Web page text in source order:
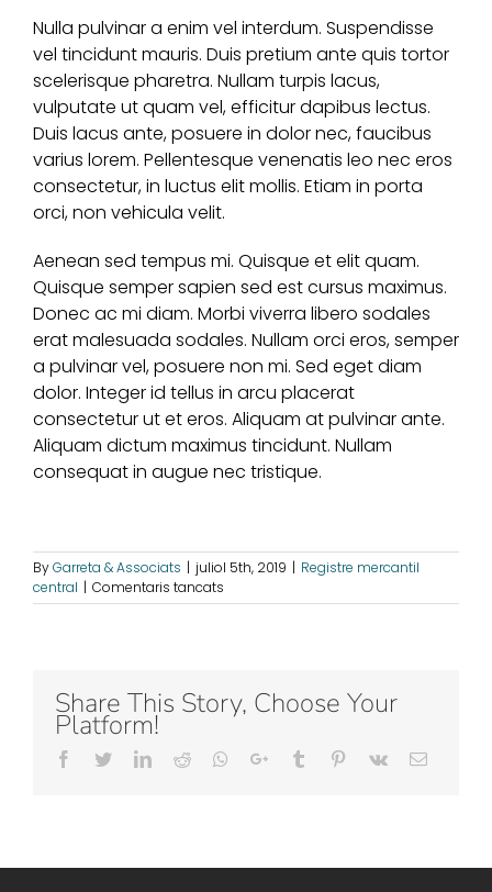
Nulla pulvinar a enim vel interdum. Suspendisse
vel tincidunt mauris. Duis pretium ante quis tortor
scelerisque pharetra. Nullam turpis lacus,
vulputate ut quam vel, efficitur dapibus lectus.
Duis lacus ante, posuere in dolor nec, faucibus
varius lorem. Pellentesque venenatis leo nec eros
consectetur, in luctus elit mollis. Etiam in porta
orci, non vehicula velit.
Aenean sed tempus mi. Quisque et elit quam.
Quisque semper sapien sed est cursus maximus.
Donec ac mi diam. Morbi viverra libero sodales
erat malesuada sodales. Nullam orci eros, semper
a pulvinar vel, posuere non mi. Sed eget diam
dolor. Integer id tellus in arcu placerat
consectetur ut et eros. Aliquam at pulvinar ante.
Aliquam dictum maximus tincidunt. Nullam
consequat in augue nec tristique.
ByGarreta & Associats juliol 5th, 2019
Registre mercantil
central
Comentaris tancats
Exemple
Share This Story, Choose Your
Platform!
Facebook
TwitterLinkedIn
Reddit Whatsapp
Google+Tumblr Pinterest
Vk Email